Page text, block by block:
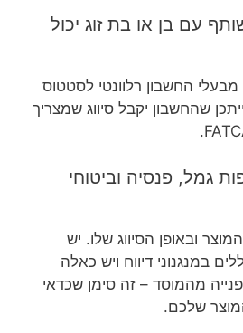
עם בן או בת זוג יכול
החשבון רלוונטי לסטטוס
שהחשבון יקבל סיווג שמצריך
גמל, פנסיה וביטוחי
ובאופן הסיווג שלו. יש
במנגנוני דיווח ויש כאלה
מהמוסד – זה סימן שכדאי
שלכם.